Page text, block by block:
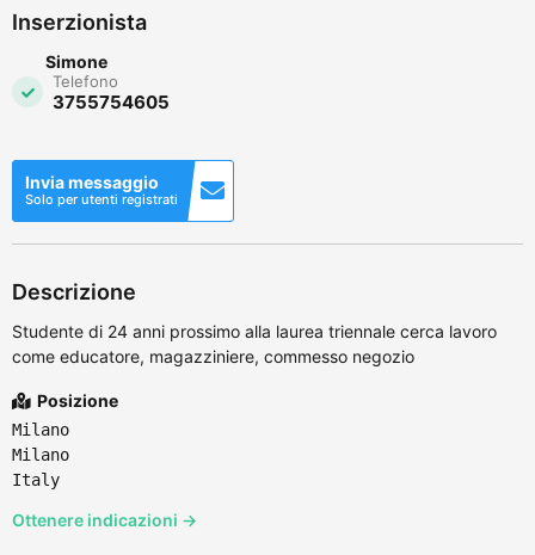
Inserzionista
Simone
Telefono
3755754605
Invia messaggio
Solo per utenti registrati
Descrizione
Studente di 24 anni prossimo alla laurea triennale cerca lavoro
come educatore, magazziniere, commesso negozio
Posizione
Milano
Milano
Italy
Ottenere indicazioni →